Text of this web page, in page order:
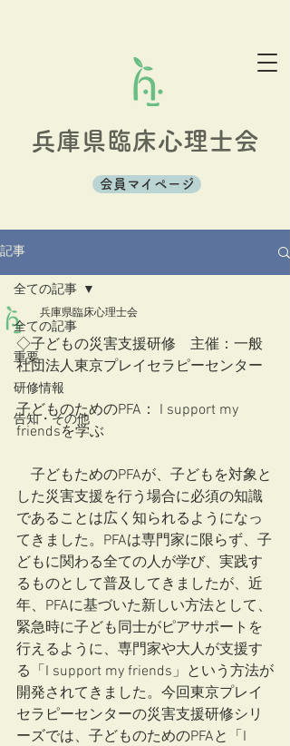
兵庫県臨床心理士会
会員マイページ
記事
全ての記事
重要
研修情報
告知・その他
全ての記事
兵庫県臨床心理士会
◇子どもの災害支援研修　主催：一般
社団法人東京プレイセラピーセンター
子どものためのPFA： I support my
friendsを学ぶ
子どもためのPFAが、子どもを対象と
した災害支援を行う場合に必須の知識
であることは広く知られるようになっ
てきました。PFAは専門家に限らず、子
どもに関わる全ての人が学び、実践す
るものとして普及してきましたが、近
年、PFAに基づいた新しい方法として、
緊急時に子ども同士がピアサポートを
行えるように、専門家や大人が支援す
る「I support my friends」という方法が
開発されてきました。今回東京プレイ
セラピーセンターの災害支援研修シリ
ーズでは、子どものためのPFAと「I